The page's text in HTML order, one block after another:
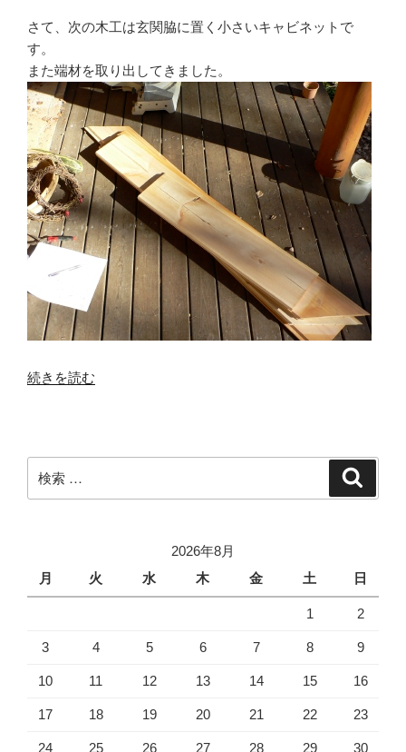
の
続
き”
の
さて、次の木工は玄関脇に置く小さいキャビネットで
す。
また端材を取り出してきました。
“小
ャ
ビ
作
の
続きを読む
索:
2026年8月
月
火 水 木 金 土 日
1 2
3 4 5 6 7 8 9
10 11 12 13 14 15 16
17 18 19 20 21 22 23
24 25 26 27 28 29 30